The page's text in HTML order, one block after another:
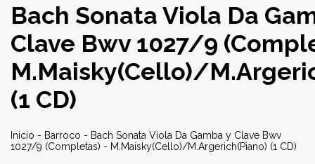
Bach Sonata Viola Da
Clave Bwv 1027/9
M.Maisky(Cello)/
(1 CD)
Inicio - Barroco - Bach Sonata Viola Da Gamba y Clave Bwv
1027/9 (Completas) - M.Maisky(Cello)/M.Argerich(Piano) (1 CD)